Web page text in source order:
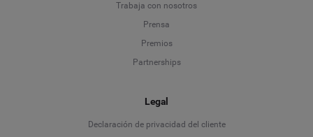
Trabaja con nosotros
Prensa
Premios
Partnerships
Legal
Declaración de privacidad del cliente
Language